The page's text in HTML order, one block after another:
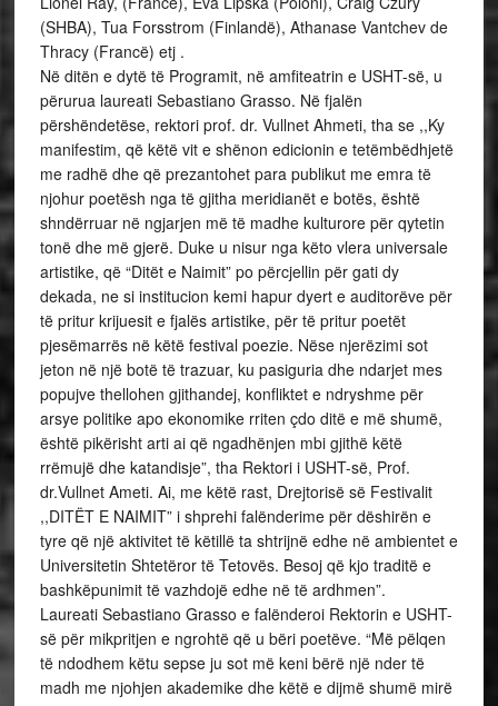
(SHBA), Tua Forsstrom (Finlandë), Athanase Vantchev de
Thracy (Francë) etj .
Në ditën e dytë të Programit, në amfiteatrin e USHT-së, u
përurua laureati Sebastiano Grasso. Në fjalën
përshëndetëse, rektori prof. dr. Vullnet Ahmeti, tha se ,,Ky
manifestim, që këtë vit e shënon edicionin e tetëmbëdhjetë
me radhë dhe që prezantohet para publikut me emra të
njohur poetësh nga të gjitha meridianët e botës, është
shndërruar në ngjarjen më të madhe kulturore për qytetin
tonë dhe më gjerë. Duke u nisur nga këto vlera universale
artistike, që “Ditët e Naimit” po përcjellin për gati dy
dekada, ne si institucion kemi hapur dyert e auditorëve për
të pritur krijuesit e fjalës artistike, për të pritur poetët
pjesëmarrës në këtë festival poezie. Nëse njerëzimi sot
jeton në një botë të trazuar, ku pasiguria dhe ndarjet mes
popujve thellohen gjithandej, konfliktet e ndryshme për
arsye politike apo ekonomike rriten çdo ditë e më shumë,
është pikërisht arti ai që ngadhënjen mbi gjithë këtë
rrëmujë dhe katandisje”, tha Rektori i USHT-së, Prof.
dr.Vullnet Ameti. Ai, me këtë rast, Drejtorisë së Festivalit
,,DITËT E NAIMIT” i shprehi falënderime për dëshirën e
tyre që një aktivitet të këtillë ta shtrijnë edhe në ambientet e
Universitetin Shtetëror të Tetovës. Besoj që kjo traditë e
bashkëpunimit të vazhdojë edhe në të ardhmen”.
Laureati Sebastiano Grasso e falënderoi Rektorin e USHT-
së për mikpritjen e ngrohtë që u bëri poetëve. “Më pëlqen
të ndodhem këtu sepse ju sot më keni bërë një nder të
madh me njohjen akademike dhe këtë e dijmë shumë mirë